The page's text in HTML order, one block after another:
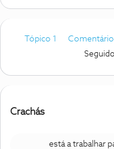
Tópico 1
Crachás
está a trabalhar